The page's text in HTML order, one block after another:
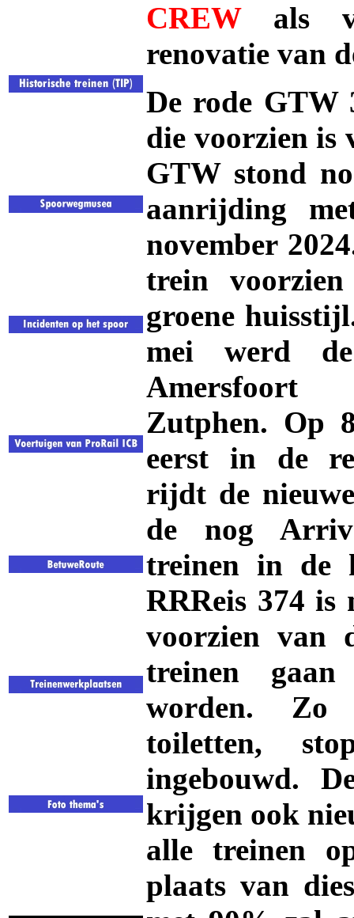
CREWals
renovatie van
De rode GTW
die voorzien is
GTW stond
aanrijding
november
trein
groene
mei werd
Amersfoort
Zutphen. Op
eerst in de
rijdt de
de nog
treinen in de
RRReis 374 is
voorzien van
treinen
worden.
toiletten,
ingebouwd.
krijgen ook
alle treinen
plaats van